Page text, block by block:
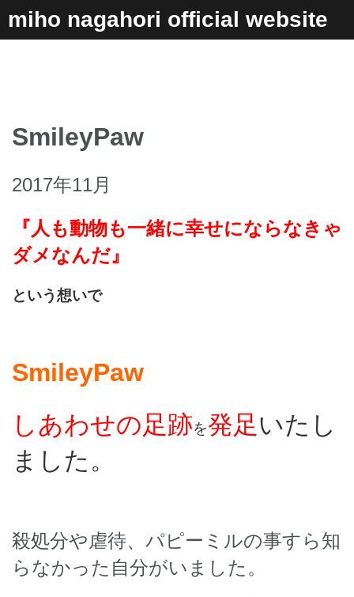
テ
miho nagahori official website
SmileyPaw
2017年11月
『人も動物も一緒に幸せにならなきゃ
ダメなんだ』
という想いで
SmileyPaw
しあわせの足跡を発足いたし
ました。
殺処分や虐待、パピーミルの事すら知
らなかった自分がいました。